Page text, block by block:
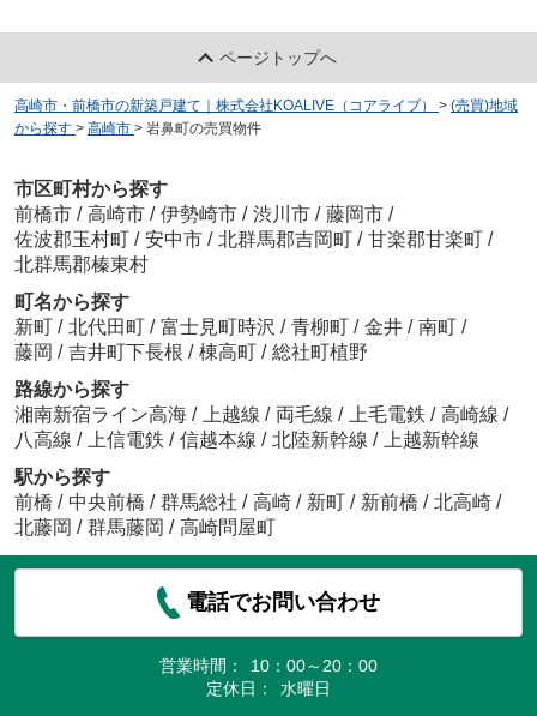
ページトップへ
高崎市・前橋市の新築戸建て｜株式会社KOALIVE（コアライブ） > (売買)地域
から探す > 高崎市 > 岩鼻町の売買物件
市区町村から探す
前橋市 / 高崎市 / 伊勢崎市 / 渋川市 / 藤岡市 /
佐波郡玉村町 / 安中市 / 北群馬郡吉岡町 / 甘楽郡甘楽町 /
北群馬郡榛東村
町名から探す
新町 / 北代田町 / 富士見町時沢 / 青柳町 / 金井 / 南町 /
藤岡 / 吉井町下長根 / 棟高町 / 総社町植野
路線から探す
湘南新宿ライン高海 / 上越線 / 両毛線 / 上毛電鉄 / 高崎線 /
八高線 / 上信電鉄 / 信越本線 / 北陸新幹線 /
上越新幹線
駅から探す
前橋 / 中央前橋 / 群馬総社 / 高崎 / 新町 / 新前橋 / 北高崎 /
北藤岡 / 群馬藤岡 / 高崎問屋町
電話でお問い合わせ
営業時間：
10：00～20：00
定休日：
水曜日